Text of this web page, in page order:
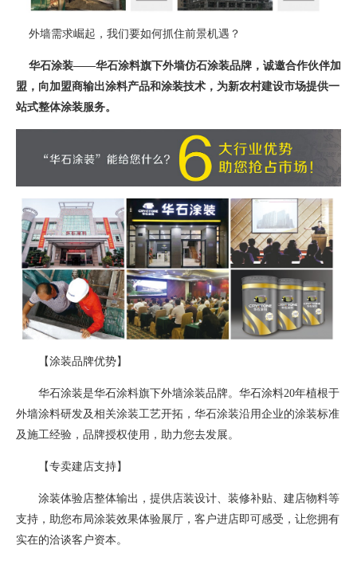
外墙需求崛起，我们要如何抓住前景机遇？
华石涂装——华石涂料旗下外墙仿石涂装品牌，诚邀合作伙伴加
盟，向加盟商输出涂料产品和涂装技术，为新农村建设市场提供一
站式整体涂装服务。
【涂装品牌优势】
华石涂装是华石涂料旗下外墙涂装品牌。华石涂料20年植根于
外墙涂料研发及相关涂装工艺开拓，华石涂装沿用企业的涂装标准
及施工经验，品牌授权使用，助力您去发展。
【专卖建店支持】
涂装体验店整体输出，提供店装设计、装修补贴、建店物料等
支持，助您布局涂装效果体验展厅，客户进店即可感受，让您拥有
实在的洽谈客户资本。